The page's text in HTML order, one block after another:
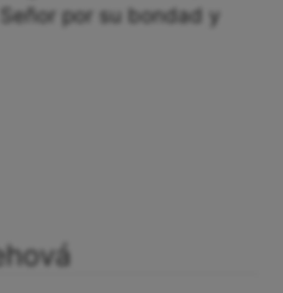
por su bondad y